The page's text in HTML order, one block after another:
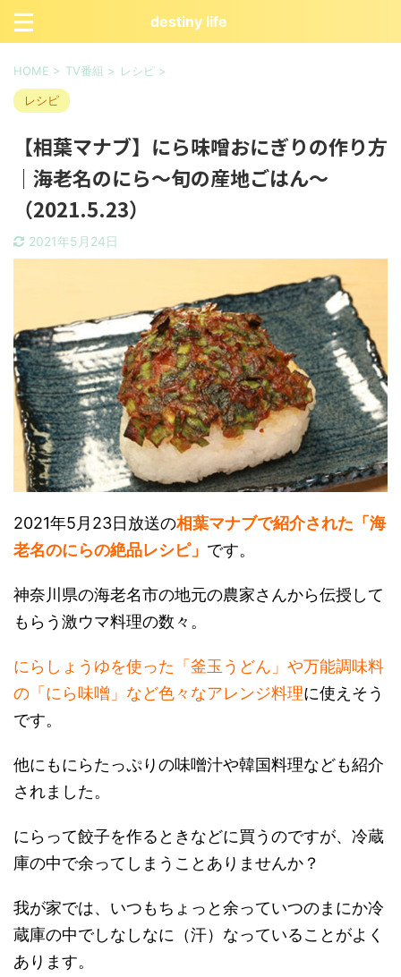
destiny life
HOME > TV番組 > レシピ >
レシピ
【相葉マナブ】にら味噌おにぎりの作り方
｜海老名のにら〜旬の産地ごはん〜
（2021.5.23）
2021年5月24日
2021年5月23日放送の相葉マナブで紹介された「海
老名のにらの絶品レシピ」 です。
神奈川県の海老名市の地元の農家さんから伝授して
もらう激ウマ料理の数々。
にらしょうゆを使った「釜玉うどん」や万能調味料
の「にら味噌」など色々なアレンジ料理に使えそう
です。
他にもにらたっぷりの味噌汁や韓国料理なども紹介
されました。
にらって餃子を作るときなどに買うのですが、冷蔵
庫の中で余ってしまうことありませんか？
我が家では、いつもちょっと余っていつのまにか冷
蔵庫の中でしなしなに（汗）なっていることがよく
あります。